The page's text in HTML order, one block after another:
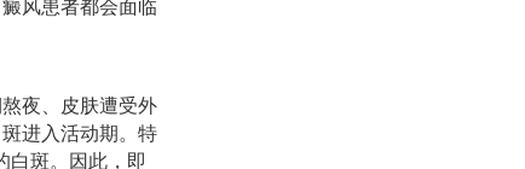
风患者都会面临
夜、皮肤遭受外
进入活动期。特
白斑。因此，即